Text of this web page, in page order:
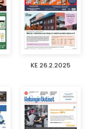
KE 26.2.2025